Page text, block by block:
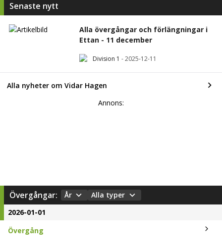
Senaste nytt
Alla övergångar och förlängningar i
Ettan - 11 december
Division 1 -2025-12-11
Alla nyheter om Vidar Hagen
Annons:
Övergångar: År
Alla typer
2026-01-01
Övergång